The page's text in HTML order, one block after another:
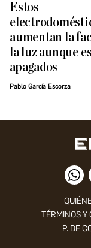
Estos
aumentan la
la luz aunque
apagados
Pablo García Escorza
TÉRMINOS Y
P. DE